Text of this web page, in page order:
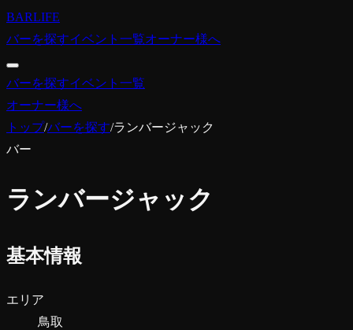
BARLIFE
バーを探すイベント一覧オーナー様へ
バーを探すイベント一覧
オーナー様へ
トップ/バーを探す/ランバージャック
バー
ランバージャック
基本情報
エリア
鳥取